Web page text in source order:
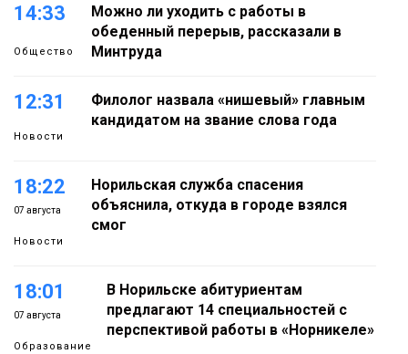
14:33
Общество
Можно ли уходить с работы в
обеденный перерыв, рассказали в
Минтруда
12:31
Новости
Филолог назвала «нишевый» главным
кандидатом на звание слова года
18:22
07 августа
Новости
Норильская служба спасения
объяснила, откуда в городе взялся
смог
18:01
07 августа
Образование
В Норильске абитуриентам
предлагают 14 специальностей с
перспективой работы в «Норникеле»